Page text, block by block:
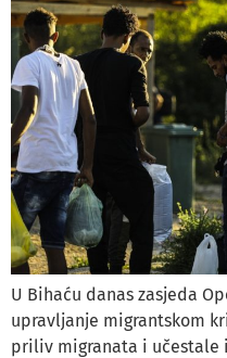
U Bihaću danas zasjeda
upravljanje migrantskom
priliv migranata i